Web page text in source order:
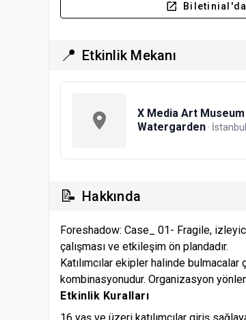
📍 Etkinlik Mekanı
X Media Art Museum
Watergarden · İstanbul
📝 Hakkında
Foreshadow: Case_ 01- Fragile,
çalışması ve etkileşim ön plandadır.
Katılımcılar ekipler halinde
kombinasyonudur. Organizasyon
Etkinlik Kuralları